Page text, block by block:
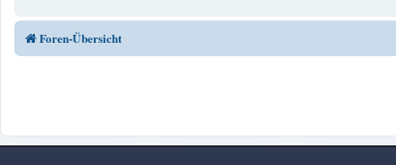
Foren-Übersicht